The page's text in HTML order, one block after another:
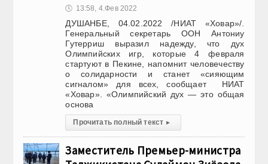
🕔 13:58, 4.Фев 2022
ДУШАНБЕ, 04.02.2022 /НИАТ «Ховар»/.
Генеральный секретарь ООН Антониу
Гутерриш выразил надежду, что дух
Олимпийских игр, которые 4 февраля
стартуют в Пекине, напомнит человечеству
о солидарности и станет «сияющим
сигналом» для всех, сообщает НИАТ
«Ховар». «Олимпийский дух — это общая
основа
Прочитать полный текст ▸
Заместитель Премьер-министра